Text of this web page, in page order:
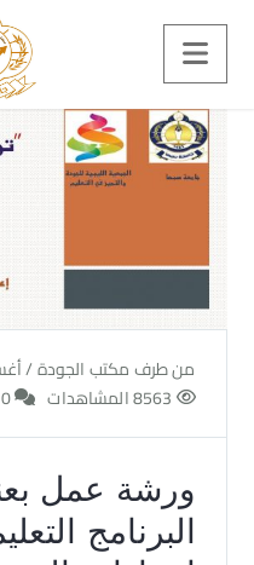
من طرفمكتب الجودة/
0
ورشة عمل
البرنامج